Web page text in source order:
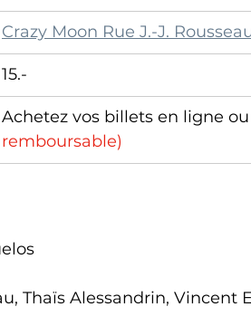
Crazy Moon Rue J.-J.
15.-
Achetez vos billets en ligne
remboursable)
Thaïs Alessandrin, Vincent